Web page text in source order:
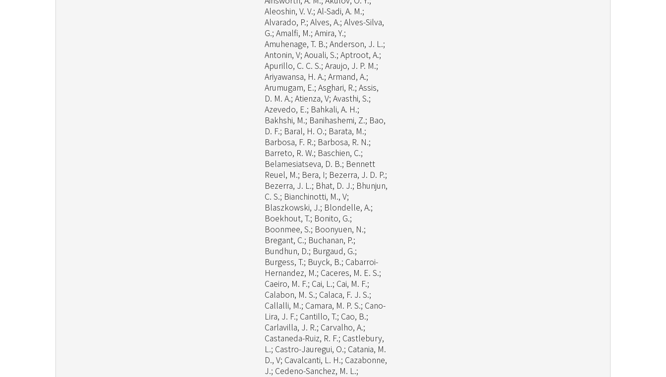
Aleoshin, V. V.; Al-Sadi, A. M.;
Alvarado, P.; Alves, A.; Alves-Silva,
G.; Amalfi, M.; Amira, Y.;
Amuhenage, T. B.; Anderson, J. L.;
Antonin, V; Aouali, S.; Aptroot, A.;
Apurillo, C. C. S.; Araujo, J. P. M.;
Ariyawansa, H. A.; Armand, A.;
Arumugam, E.; Asghari, R.; Assis,
D. M. A.; Atienza, V; Avasthi, S.;
Azevedo, E.; Bahkali, A. H.;
Bakhshi, M.; Banihashemi, Z.; Bao,
D. F.; Baral, H. O.; Barata, M.;
Barbosa, F. R.; Barbosa, R. N.;
Barreto, R. W.; Baschien, C.;
Belamesiatseva, D. B.; Bennett
Reuel, M.; Bera, I; Bezerra, J. D. P.;
Bezerra, J. L.; Bhat, D. J.; Bhunjun,
C. S.; Bianchinotti, M., V;
Blaszkowski, J.; Blondelle, A.;
Boekhout, T.; Bonito, G.;
Boonmee, S.; Boonyuen, N.;
Bregant, C.; Buchanan, P.;
Bundhun, D.; Burgaud, G.;
Burgess, T.; Buyck, B.; Cabarroi-
Hernandez, M.; Caceres, M. E. S.;
Caeiro, M. F.; Cai, L.; Cai, M. F.;
Calabon, M. S.; Calaca, F. J. S.;
Callalli, M.; Camara, M. P. S.; Cano-
Lira, J. F.; Cantillo, T.; Cao, B.;
Carlavilla, J. R.; Carvalho, A.;
Castaneda-Ruiz, R. F.; Castlebury,
L.; Castro-Jauregui, O.; Catania, M.
D., V; Cavalcanti, L. H.; Cazabonne,
J.; Cedeno-Sanchez, M. L.;